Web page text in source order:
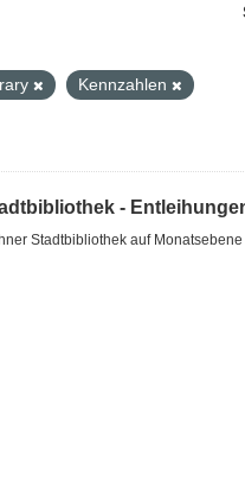
Kennzahlen
-
Stadtbibliothek auf